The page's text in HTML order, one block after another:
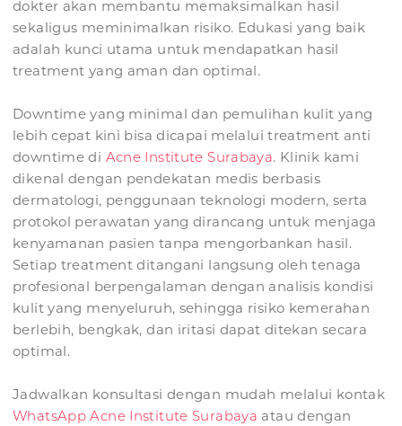
dokter akan membantu memaksimalkan hasil
sekaligus meminimalkan risiko. Edukasi yang baik
adalah kunci utama untuk mendapatkan hasil
treatment yang aman dan optimal.
Downtime yang minimal dan pemulihan kulit yang
lebih cepat kini bisa dicapai melalui treatment anti
downtime di Acne Institute Surabaya. Klinik kami
dikenal dengan pendekatan medis berbasis
dermatologi, penggunaan teknologi modern, serta
protokol perawatan yang dirancang untuk menjaga
kenyamanan pasien tanpa mengorbankan hasil.
Setiap treatment ditangani langsung oleh tenaga
profesional berpengalaman dengan analisis kondisi
kulit yang menyeluruh, sehingga risiko kemerahan
berlebih, bengkak, dan iritasi dapat ditekan secara
optimal.
Jadwalkan konsultasi dengan mudah melalui kontak
WhatsApp Acne Institute Surabaya atau dengan